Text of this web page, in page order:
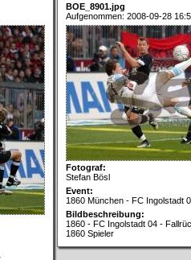
BOE_8901.jpg
Aufgenommen: 2008-09-28
Fotograf:
Stefan Bösl
Event:
1860 München - FC Ingolstadt
Bildbeschreibung:
1860 - FC Ingolstadt 04 -
1860 Spieler